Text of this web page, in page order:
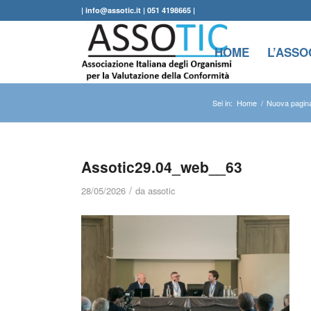
| info@assotic.it | 051 4198665 |
HOME
Sei in: Home / Nuova
Assotic29.04_web__63
28/05/2026 / daassotic